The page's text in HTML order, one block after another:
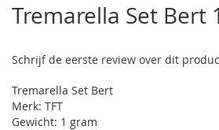
het
begin
de
gallerij
Tremarella Set Bert
Schrijf de eerste review over dit
Tremarella Set Bert
Merk: TFT
Gewicht: 1 gram